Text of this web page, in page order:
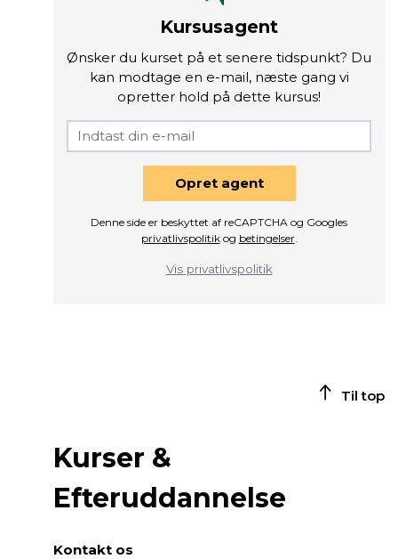
Kursusagent
Ønsker du kurset på et senere tidspunkt? Du
kan modtage en e-mail, næste gang vi
opretter hold på dette kursus!
Opret agent
Denne side er beskyttet af reCAPTCHA og Googles
privatlivspolitikog betingelser.
Vis privatlivspolitik
Til top
Kurser &
Efteruddannelse
Kontakt os